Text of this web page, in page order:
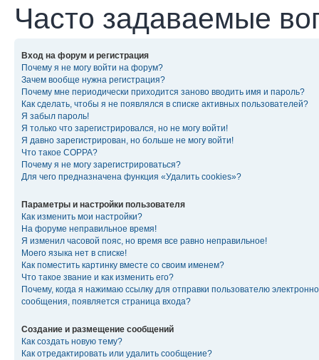
Часто задаваемые
Вход на форум и регистрация
Почему я не могу войти на форум?
Зачем вообще нужна регистрация?
Почему мне периодически приходится заново вводить имя и пароль?
Как сделать, чтобы я не появлялся в списке активных пользователей?
Я забыл пароль!
Я только что зарегистрировался, но не могу войти!
Я давно зарегистрирован, но больше не могу войти!
Что такое COPPA?
Почему я не могу зарегистрироваться?
Для чего предназначена функция «Удалить cookies»?
Параметры и настройки пользователя
Как изменить мои настройки?
На форуме неправильное время!
Я изменил часовой пояс, но время все равно неправильное!
Моего языка нет в списке!
Как поместить картинку вместе со своим именем?
Что такое звание и как изменить его?
Почему, когда я нажимаю ссылку для отправки пользователю
сообщения, появляется страница входа?
Создание и размещение сообщений
Как создать новую тему?
Как отредактировать или удалить сообщение?